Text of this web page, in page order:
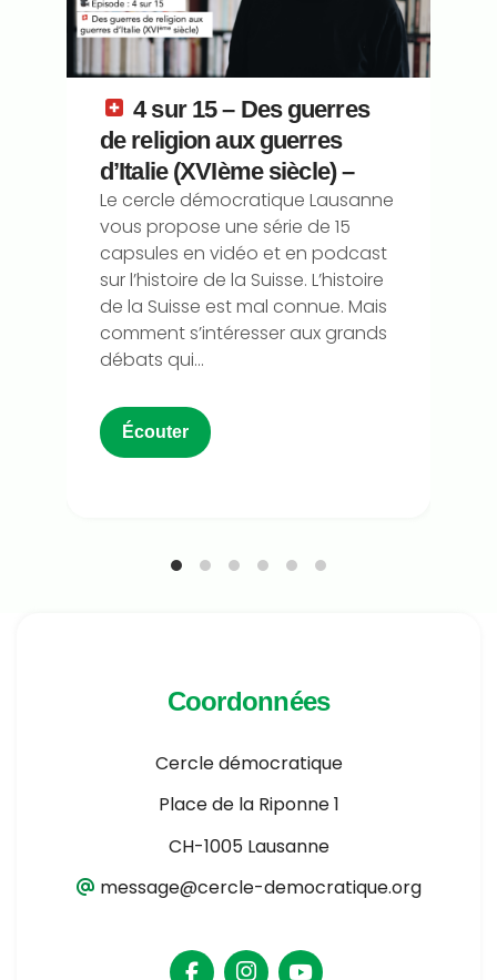
4 sur 15 – Des guerres
de religion aux guerres
d’Italie (XVIème siècle) –
Le cercle démocratique Lausanne
vous propose une série de 15
capsules en vidéo et en podcast
sur l’histoire de la Suisse. L’histoire
de la Suisse est mal connue. Mais
comment s’intéresser aux grands
débats qui...
Écouter
Coordonnées
Cercle démocratique
Place de la Riponne 1
CH-1005 Lausanne
message@cercle-democratique.org